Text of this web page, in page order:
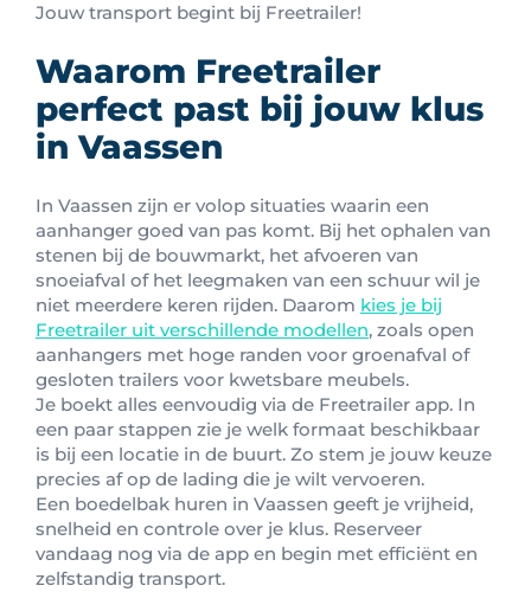
Jouw transport begint bij Freetrailer!
Waarom Freetrailer
perfect past bij jouw klus
in Vaassen
In Vaassen zijn er volop situaties waarin een
aanhanger goed van pas komt. Bij het ophalen van
stenen bij de bouwmarkt, het afvoeren van
snoeiafval of het leegmaken van een schuur wil je
niet meerdere keren rijden. Daarom kies je bij
Freetrailer uit verschillende modellen, zoals open
aanhangers met hoge randen voor groenafval of
gesloten trailers voor kwetsbare meubels.
Je boekt alles eenvoudig via de Freetrailer app. In
een paar stappen zie je welk formaat beschikbaar
is bij een locatie in de buurt. Zo stem je jouw keuze
precies af op de lading die je wilt vervoeren.
Een boedelbak huren in Vaassen geeft je vrijheid,
snelheid en controle over je klus. Reserveer
vandaag nog via de app en begin met efficiënt en
zelfstandig transport.